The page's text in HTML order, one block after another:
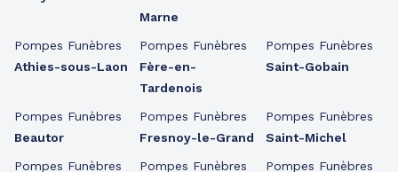
Pompes Funèbres
Athies-sous-Laon
Pompes Funèbres
Beautor
Pompes Funèbres
Marne
Pompes Funèbres
Fère-en-
Tardenois
Pompes Funèbres
Fresnoy-le-Grand
Pompes Funèbres
Pompes Funèbres
Saint-Gobain
Pompes Funèbres
Saint-Michel
Pompes Funèbres